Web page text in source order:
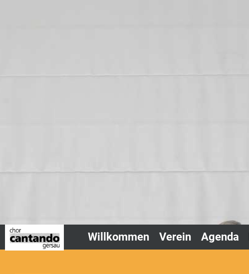
Willkommen Verein Agenda